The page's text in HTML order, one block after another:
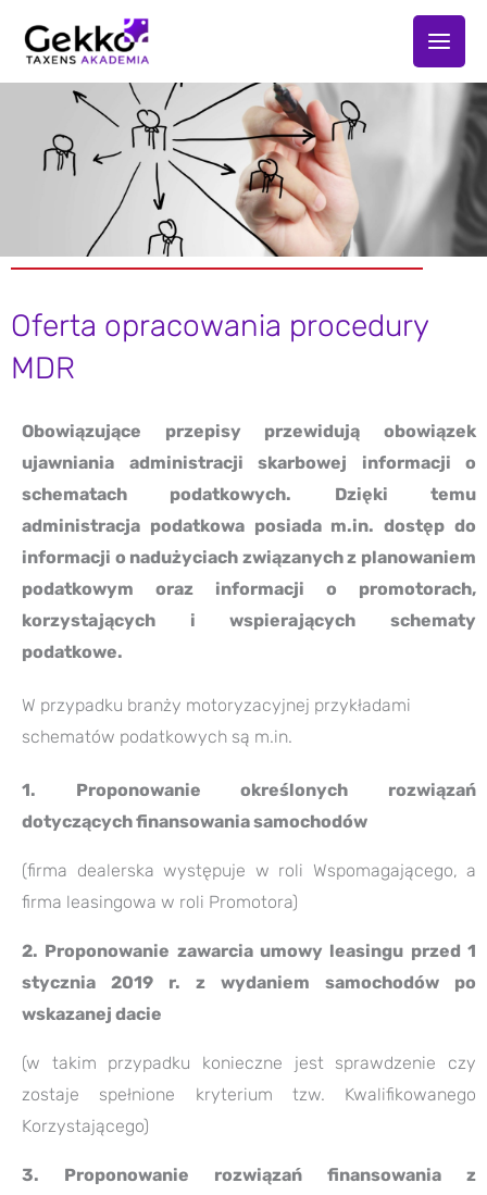
treści
Oferta opracowania procedury
MDR
Obowiązujące przepisy przewidują obowiązek
ujawniania administracji skarbowej informacji o
schematach podatkowych. Dzięki temu
administracja podatkowa posiada m.in. dostęp do
informacji o nadużyciach związanych z planowaniem
podatkowym oraz informacji o promotorach,
korzystających i wspierających schematy
podatkowe.
W przypadku branży motoryzacyjnej przykładami
schematów podatkowych są m.in.
1. Proponowanie określonych rozwiązań
dotyczących finansowania samochodów
(firma dealerska występuje w roli Wspomagającego, a
firma leasingowa w roli Promotora)
2. Proponowanie zawarcia umowy leasingu przed 1
stycznia 2019 r. z wydaniem samochodów po
wskazanej dacie
(w takim przypadku konieczne jest sprawdzenie czy
zostaje spełnione kryterium tzw. Kwalifikowanego
Korzystającego)
3. Proponowanie rozwiązań finansowania z